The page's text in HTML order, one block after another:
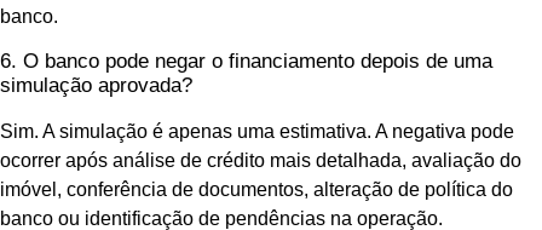
banco.
6. O banco pode negar o financiamento depois de uma
simulação aprovada?
Sim. A simulação é apenas uma estimativa. A negativa pode
ocorrer após análise de crédito mais detalhada, avaliação do
imóvel, conferência de documentos, alteração de política do
banco ou identificação de pendências na operação.